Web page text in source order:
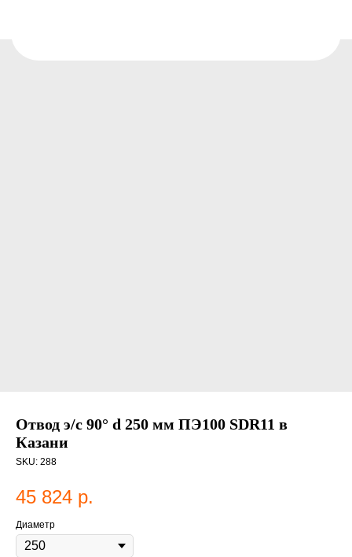
Отвод э/с 90° d 250 мм ПЭ100 SDR11 в
Казани
SKU: 288
45 824 р.
Диаметр